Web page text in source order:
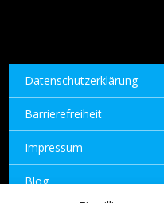
Datenschutzerklärung
Barrierefreiheit
Impressum
Blog